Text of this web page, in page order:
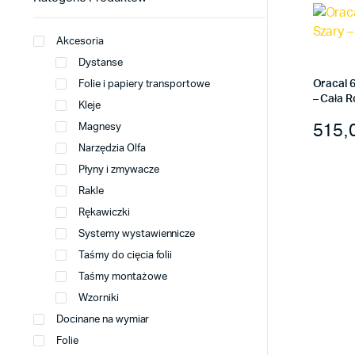
Oracal
– Cała
Ten
Akcesoria
Dystanse
Folie i papiery transportowe
Kleje
Magnesy
Narzędzia Olfa
Płyny i zmywacze
Rakle
Rękawiczki
Systemy wystawiennicze
Taśmy do cięcia folii
Taśmy montażowe
Wzorniki
Docinane na wymiar
Folie